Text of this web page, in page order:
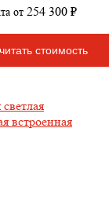
от 254 300 ₽
стоимость